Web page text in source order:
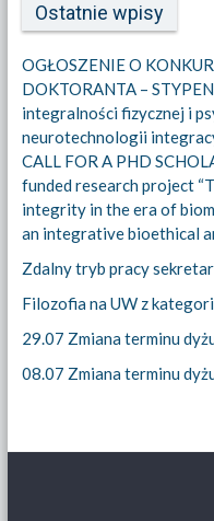
Ostatnie wpisy
OGŁOSZENIE O
DOKTORANTA –
integralności fizycznej i
neurotechnologii
CALL FOR A PHD
funded research project
integrity in the era of
an integrative bioethical
Zdalny tryb pracy
Filozofia na UW z
29.07 Zmiana terminu
08.07 Zmiana terminu